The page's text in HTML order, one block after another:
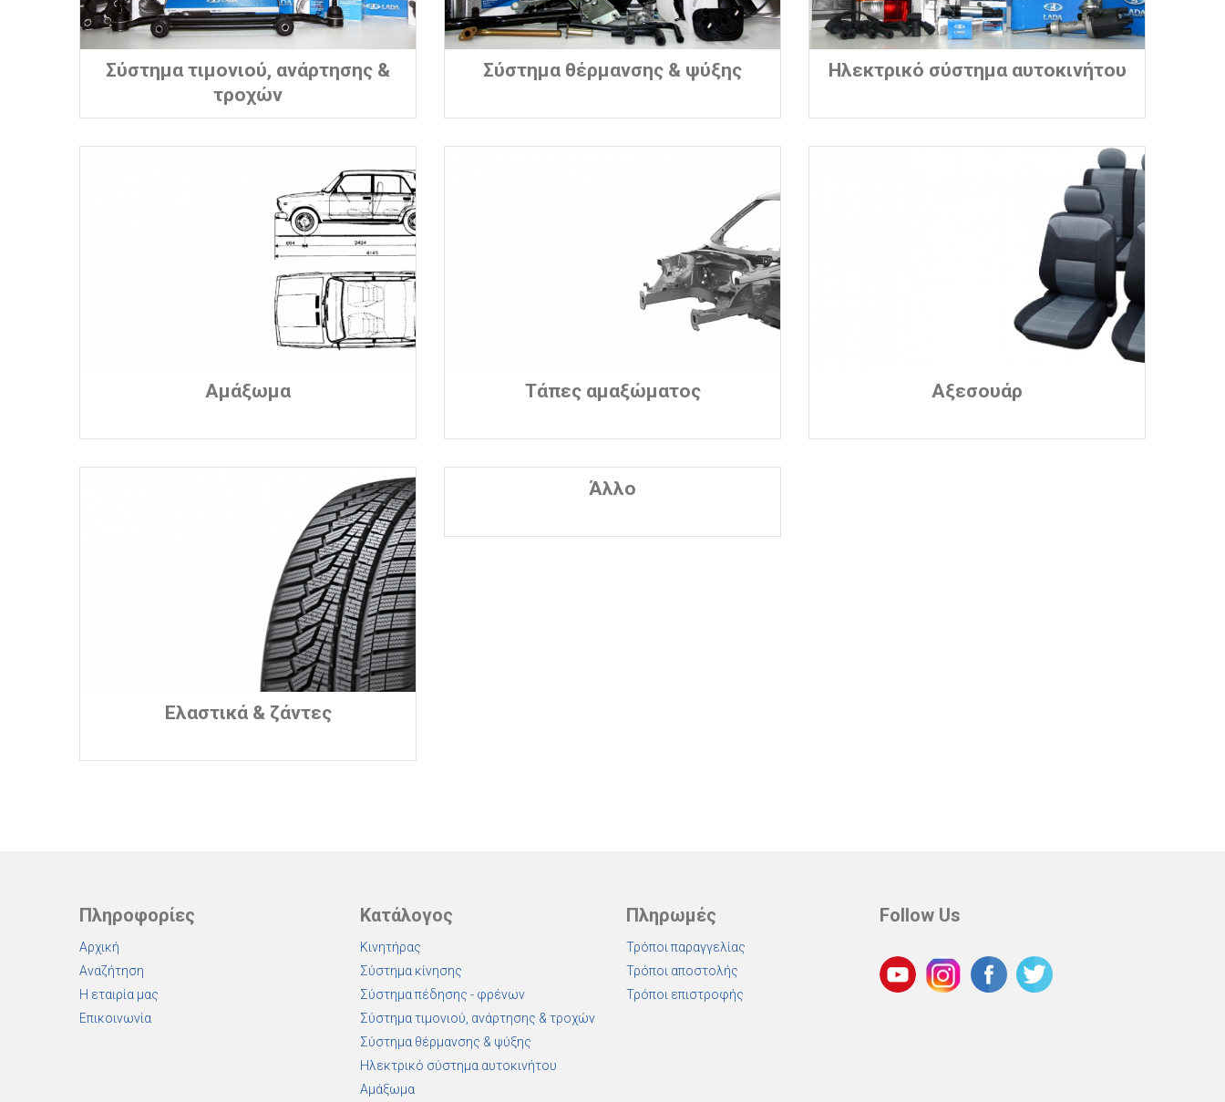
Σύστημα τιμονιού, ανάρτησης &
τροχών
Σύστημα θέρμανσης & ψύξης Ηλεκτρικό σύστημα αυτοκινήτου
Αμάξωμα Τάπες αμαξώματος Αξεσουάρ
Ελαστικά & ζάντες
Άλλο
Πληροφορίες
Αρχική
Αναζήτηση
Η εταιρία μας
Επικοινωνία
Κατάλογος
Κινητήρας
Σύστημα κίνησης
Σύστημα πέδησης - φρένων
Σύστημα τιμονιού, ανάρτησης & τροχών
Σύστημα θέρμανσης & ψύξης
Ηλεκτρικό σύστημα αυτοκινήτου
Αμάξωμα
Πληρωμές
Τρόποι παραγγελίας
Τρόποι αποστολής
Τρόποι επιστροφής
Follow Us